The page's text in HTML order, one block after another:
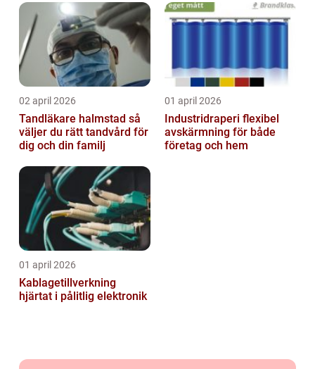
02 april 2026
Tandläkare halmstad så
väljer du rätt tandvård för
dig och din familj
01 april 2026
Industridraperi flexibel
avskärmning för både
företag och hem
01 april 2026
Kablagetillverkning
hjärtat i pålitlig elektronik